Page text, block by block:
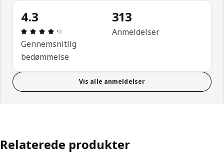
4.3
Anmeldelse: 4.3 Ud af 5 Stjerner. Anmeldelser i
Gennemsnitlig
bedømmelse
313
Anmeldelser
Vis alle anmeldelser
Relaterede produkter